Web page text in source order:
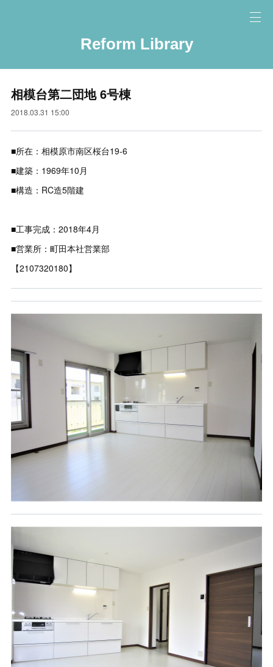
Reform Library
相模台第二団地 6号棟
2018.03.31 15:00
■所在：相模原市南区桜台19-6
■建築：1969年10月
■構造：RC造5階建
■工事完成：2018年4月
■営業所：町田本社営業部
【2107320180】